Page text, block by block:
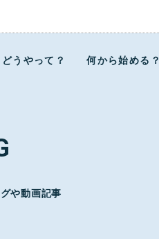
どうやって？ 何から始める？
や動画記事